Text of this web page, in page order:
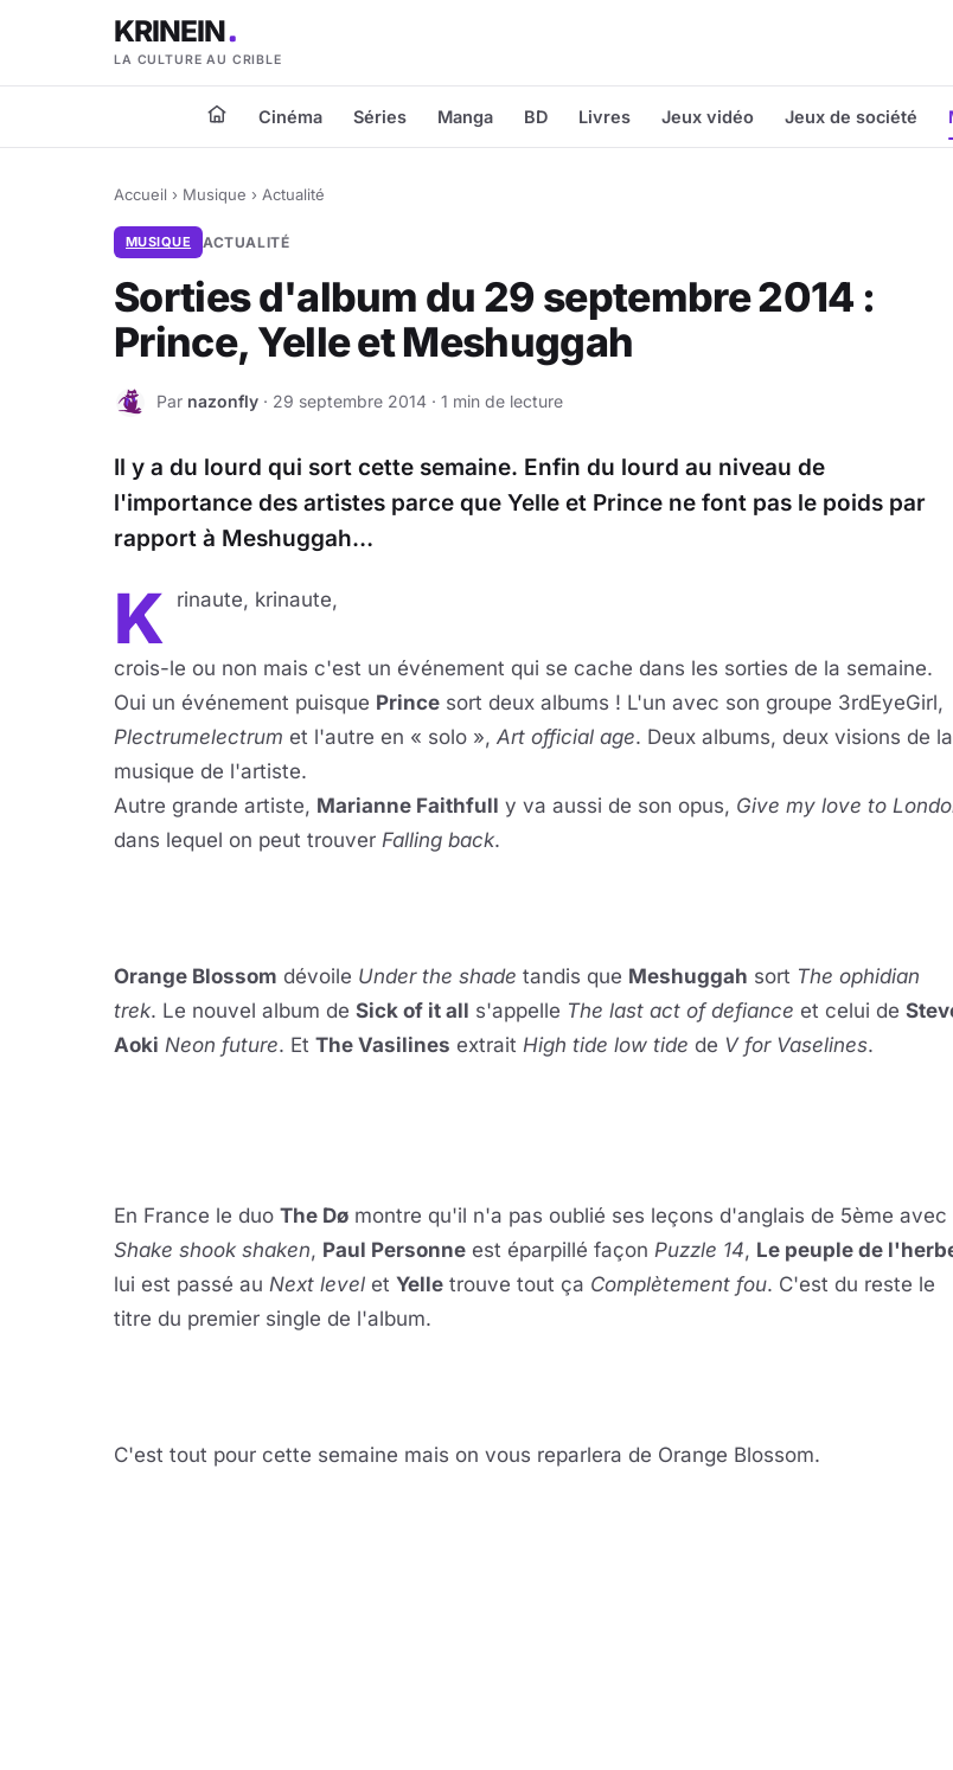
KRINEIN
LA CULTURE AU CRIBLE
Cinéma Séries Manga BD Livres Jeux vidéo Jeux de société
Accueil › Musique › Actualité
MUSIQUE ACTUALITÉ
Sorties d'album du 29 septembre 2014 :
Prince, Yelle et Meshuggah
N Par nazonfly · 29 septembre 2014 · 1 min de lecture
Il y a du lourd qui sort cette semaine. Enfin du lourd au niveau de
l'importance des artistes parce que Yelle et Prince ne font pas le poids par
rapport à Meshuggah…
K rinaute, krinaute,
crois-le ou non mais c'est un événement qui se cache dans les sorties de la semaine.
Oui un événement puisque Prince sort deux albums ! L'un avec son groupe 3rdEyeGirl,
Plectrumelectrum et l'autre en « solo », Art official age. Deux albums, deux visions de la
musique de l'artiste.
Autre grande artiste, Marianne Faithfull y va aussi de son opus, Give my love to
dans lequel on peut trouver Falling back.
Orange Blossom dévoile Under the shade tandis que Meshuggah sort The ophidian
trek. Le nouvel album de Sick of it all s'appelle The last act of defiance et celui de
Aoki Neon future. Et The Vasilines extrait High tide low tide de V for Vaselines.
En France le duo The Dø montre qu'il n'a pas oublié ses leçons d'anglais de 5ème avec
Shake shook shaken, Paul Personne est éparpillé façon Puzzle 14, Le peuple de
lui est passé au Next level et Yelle trouve tout ça Complètement fou. C'est du reste le
titre du premier single de l'album.
C'est tout pour cette semaine mais on vous reparlera de Orange Blossom.